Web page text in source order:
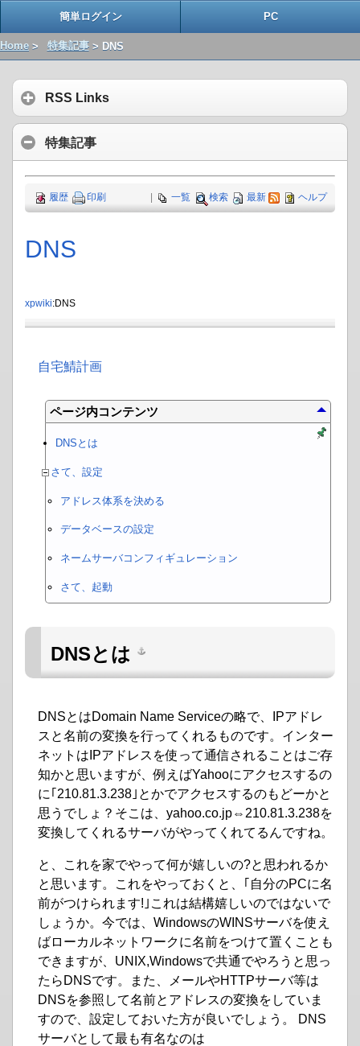
簡単ログイン PC
Home > 特集記事> DNS
RSS Links
特集記事
一覧 検索 最新 ヘルプ
履歴 印刷
DNS
xpwiki:DNS
自宅鯖計画
ページ内コンテンツ
DNSとは
さて、設定
アドレス体系を決める
データベースの設定
ネームサーバコンフィギュレーション
さて、起動
DNSとは
DNSとはDomain Name Serviceの略で、IPアドレ
スと名前の変換を行ってくれるものです。インター
ネットはIPアドレスを使って通信されることはご存
知かと思いますが、例えばYahooにアクセスするの
に｢210.81.3.238｣とかでアクセスするのもどーかと
思うでしょ？そこは、yahoo.co.jp⇔210.81.3.238を
変換してくれるサーバがやってくれてるんですね。
と、これを家でやって何が嬉しいの?と思われるか
と思います。これをやっておくと、｢自分のPCに名
前がつけられます!｣これは結構嬉しいのではないで
しょうか。今では、WindowsのWINSサーバを使え
ばローカルネットワークに名前をつけて置くことも
できますが、UNIX,Windowsで共通でやろうと思っ
たらDNSです。また、メールやHTTPサーバ等は
DNSを参照して名前とアドレスの変換をしていま
すので、設定しておいた方が良いでしょう。 DNS
サーバとして最も有名なのは